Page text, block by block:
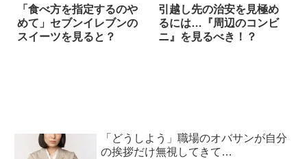
「食べ方を指定するのや
めて」セブンイレブンの
スイーツを見ると？
引越し先の治安を見極め
るには…『周辺のコンビ
ニ』を見るべき！？
「どうしよう」職場のオバサンが自分
の挨拶だけ無視してきて…